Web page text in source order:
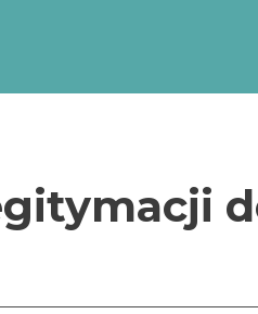
Wymiany Akademickiej